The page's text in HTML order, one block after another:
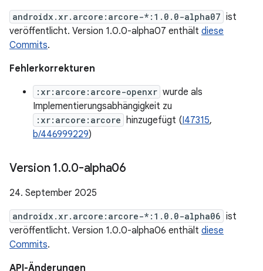
androidx.xr.arcore:arcore-*:1.0.0-alpha07 ist
veröffentlicht. Version 1.0.0-alpha07 enthält diese
Commits.
Fehlerkorrekturen
:xr:arcore:arcore-openxr wurde als
Implementierungsabhängigkeit zu
:xr:arcore:arcore hinzugefügt (I47315,
b/446999229)
Version 1.0.0-alpha06
24. September 2025
androidx.xr.arcore:arcore-*:1.0.0-alpha06 ist
veröffentlicht. Version 1.0.0-alpha06 enthält diese
Commits.
API-Änderungen